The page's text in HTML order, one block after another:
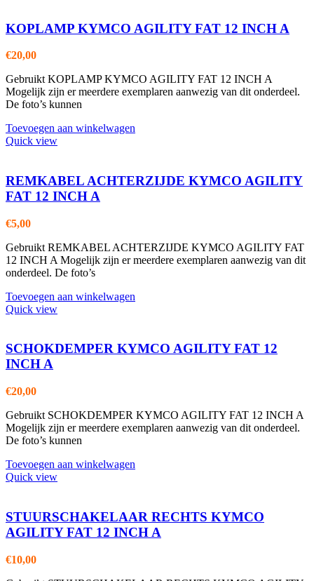
KOPLAMP KYMCO AGILITY FAT 12 INCH A
€20,00
Gebruikt KOPLAMP KYMCO AGILITY FAT 12 INCH A
Mogelijk zijn er meerdere exemplaren aanwezig van dit onderdeel.
De foto’s kunnen
Toevoegen aan winkelwagen
Quick view
REMKABEL ACHTERZIJDE KYMCO AGILITY
FAT 12 INCH A
€5,00
Gebruikt REMKABEL ACHTERZIJDE KYMCO AGILITY FAT
12 INCH A Mogelijk zijn er meerdere exemplaren aanwezig van dit
onderdeel. De foto’s
Toevoegen aan winkelwagen
Quick view
SCHOKDEMPER KYMCO AGILITY FAT 12
INCH A
€20,00
Gebruikt SCHOKDEMPER KYMCO AGILITY FAT 12 INCH A
Mogelijk zijn er meerdere exemplaren aanwezig van dit onderdeel.
De foto’s kunnen
Toevoegen aan winkelwagen
Quick view
STUURSCHAKELAAR RECHTS KYMCO
AGILITY FAT 12 INCH A
€10,00